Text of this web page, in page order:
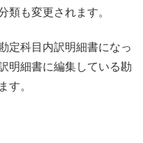
類も変更されます。
定科目内訳明細書になっ
明細書に編集している勘
す。